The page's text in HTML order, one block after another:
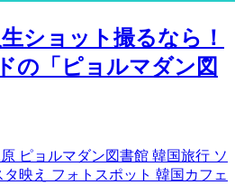
ショット撮るなら！
の「ピョルマダン図
ピョルマダン図書館 韓国旅行 ソ
映え フォトスポット 韓国カフェ